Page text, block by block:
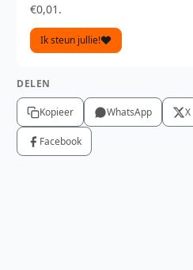
€0,01.
Ik steun jullie!
DELEN
Kopieer WhatsApp X
Facebook